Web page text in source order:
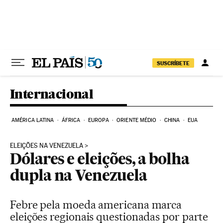
SUSCRÍBETE
Internacional
AMÉRICA LATINA ÁFRICA EUROPA ORIENTE MÉDIO CHINA EUA
ELEIÇÕES NA VENEZUELA
Dólares e eleições, a bolha
dupla na Venezuela
Febre pela moeda americana marca
eleições regionais questionadas por parte